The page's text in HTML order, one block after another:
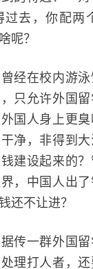
过去，你配两
呢？
在校内游泳
只允许外国
国人身上更
净，非得到
建设起来的
，中国人出
还不让进？
一群外国留
理打人者，